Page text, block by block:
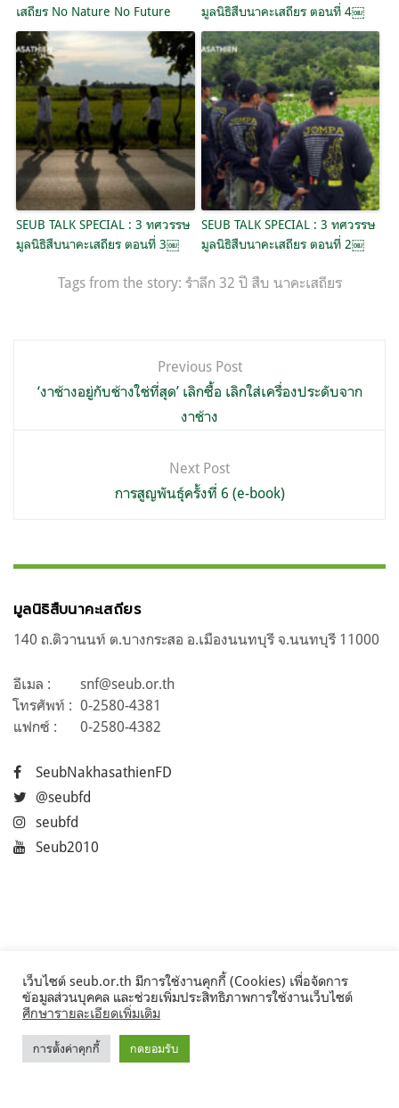
เสถียร No Nature No Future
มูลนิธิสืบนาคะเสถียร ตอนที่ 4￼
SEUB TALK SPECIAL : 3 ทศวรรษ
มูลนิธิสืบนาคะเสถียร ตอนที่ 3￼
SEUB TALK SPECIAL : 3 ทศวรรษ
มูลนิธิสืบนาคะเสถียร ตอนที่ 2￼
Tags from the story: รำลึก 32 ปี สืบ นาคะเสถียร
เรื่อง
Previous Post
‘งาช้างอยู่กับช้างใช่ที่สุด’ เลิกซื้อ เลิกใส่เครื่องประดับจาก
งาช้าง
Next Post
การสูญพันธุ์ครั้งที่ 6 (e-book)
มูลนิธิสืบนาคะเสถียร
140 ถ.ติวานนท์ ต.บางกระสอ อ.เมืองนนทบุรี จ.นนทบุรี 11000
อีเมล :
snf@seub.or.th
โทรศัพท์ : 0-2580-4381
แฟกซ์ :
0-2580-4382
SeubNakhasathienFD
@seubfd
seubfd
Seub2010
©2017 Seub.or.th
เว็บไซต์ seub.or.th มีการใช้งานคุกกี้ (Cookies) เพื่อจัดการ
ข้อมูลส่วนบุคคล และช่วยเพิ่มประสิทธิภาพการใช้งานเว็บไซต์
ศึกษารายละเอียดเพิ่มเติม
การตั้งค่าคุกกี้ กดยอมรับ